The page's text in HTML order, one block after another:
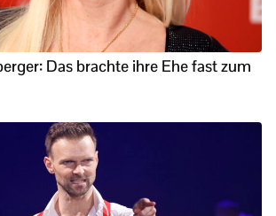
Das brachte ihre Ehe fast zum